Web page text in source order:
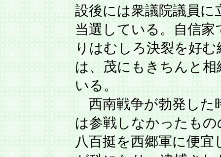
設後には衆議院議員に
当選している。自信家
りはむしろ決裂を好む
は、茂にもきちんと相
いる。
西南戦争が勃発した
は参戦しなかったもの
八百挺を西郷軍に便宜